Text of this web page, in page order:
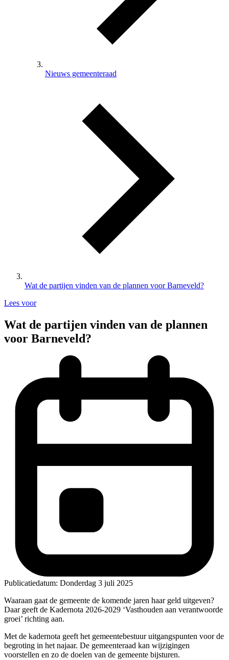
Nieuws gemeenteraad
Wat de partijen vinden van de plannen voor Barneveld?
Lees voor
Wat de partijen vinden van de plannen
voor Barneveld?
Publicatiedatum: Donderdag 3 juli 2025
Waaraan gaat de gemeente de komende jaren haar geld uitgeven?
Daar geeft de Kadernota 2026-2029 ‘Vasthouden aan verantwoorde
groei’ richting aan.
Met de kadernota geeft het gemeentebestuur uitgangspunten voor de
begroting in het najaar. De gemeenteraad kan wijzigingen
voorstellen en zo de doelen van de gemeente bijsturen.